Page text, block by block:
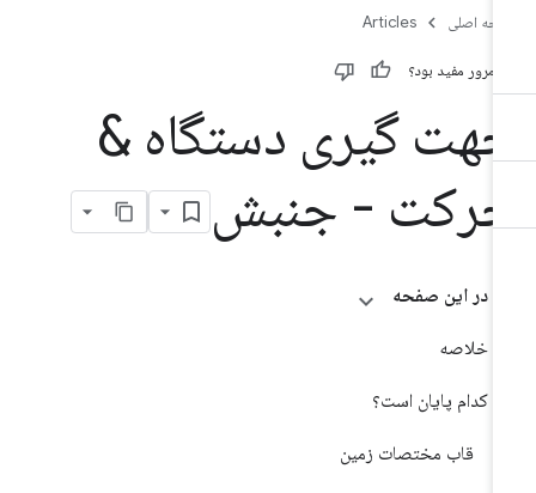
اصلی Articles
مرور مفید بود؟
گیری دستگاه &
- جنبش
در این صفحه
خلاصه
کدام پایان است؟
قاب مختصات زمین